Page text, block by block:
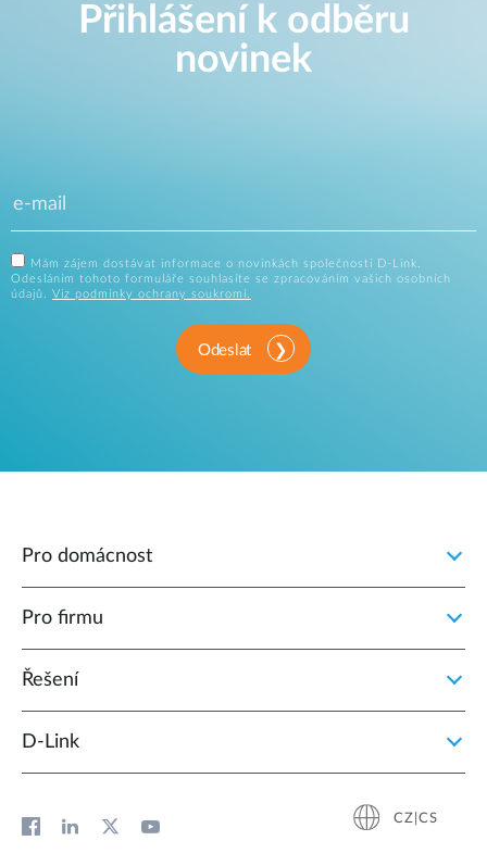
Přihlášení k odběru
novinek
Mám zájem dostávat informace o novinkách společnosti D-Link.
Odesláním tohoto formuláře souhlasíte se zpracováním vašich osobních
údajů. Viz podmínky ochrany soukromí.
Odeslat
Pro domácnost
Pro firmu
Řešení
D‑Link
CZ|CS